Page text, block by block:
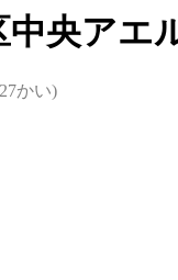
央アエ
かい)